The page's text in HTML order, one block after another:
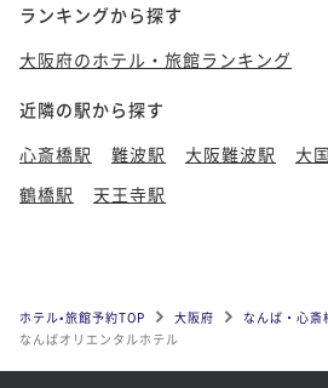
ランキングから探す
大阪府のホテル・旅館ランキング
近隣の駅から探す
心斎橋駅
難波駅 大阪難波駅 大
鶴橋駅
天王寺駅
ホテル•旅館予約TOP 大阪府
なんば・心斎
なんばオリエンタルホテル